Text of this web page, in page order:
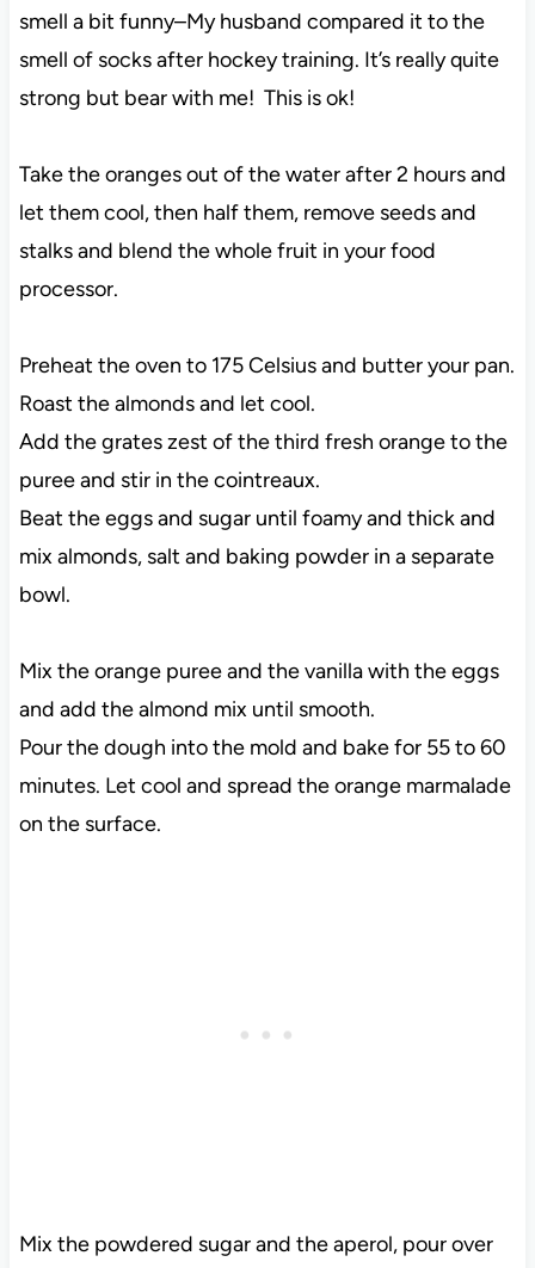
smell a bit funny–My husband compared it to the
smell of socks after hockey training. It’s really quite
strong but bear with me! This is ok!
Take the oranges out of the water after 2 hours and
let them cool, then half them, remove seeds and
stalks and blend the whole fruit in your food
processor.
Preheat the oven to 175 Celsius and butter your pan.
Roast the almonds and let cool.
Add the grates zest of the third fresh orange to the
puree and stir in the cointreaux.
Beat the eggs and sugar until foamy and thick and
mix almonds, salt and baking powder in a separate
bowl.
Mix the orange puree and the vanilla with the eggs
and add the almond mix until smooth.
Pour the dough into the mold and bake for 55 to 60
minutes. Let cool and spread the orange marmalade
on the surface.
Mix the powdered sugar and the aperol, pour over